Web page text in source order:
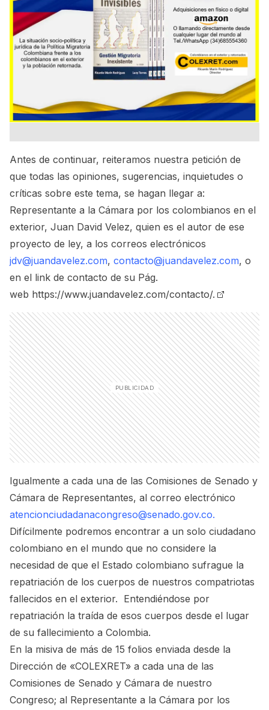
Antes de continuar, reiteramos nuestra petición de
que todas las opiniones, sugerencias, inquietudes o
críticas sobre este tema, se hagan llegar a:
Representante a la Cámara por los colombianos en el
exterior, Juan David Velez, quien es el autor de ese
proyecto de ley, a los correos electrónicos
jdv@juandavelez.com, contacto@juandavelez.com, o
en el link de contacto de su Pág.
web https://www.juandavelez.com/contacto/.
Igualmente a cada una de las Comisiones de Senado y
Cámara de Representantes, al correo electrónico
atencionciudadanacongreso@senado.gov.co.
Difícilmente podremos encontrar a un solo ciudadano
colombiano en el mundo que no considere la
necesidad de que el Estado colombiano sufrague la
repatriación de los cuerpos de nuestros compatriotas
fallecidos en el exterior. Entendiéndose por
repatriación la traída de esos cuerpos desde el lugar
de su fallecimiento a Colombia.
En la misiva de más de 15 folios enviada desde la
Dirección de «COLEXRET» a cada una de las
Comisiones de Senado y Cámara de nuestro
Congreso; al Representante a la Cámara por los